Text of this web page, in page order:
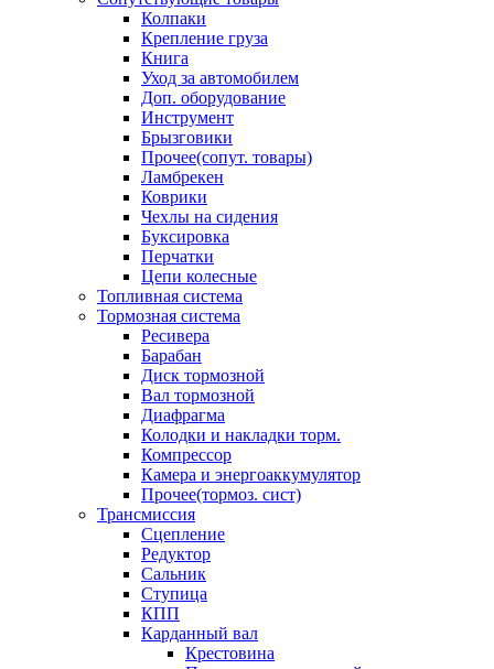
Колпаки
Крепление груза
Книга
Уход за автомобилем
Доп. оборудование
Инструмент
Брызговики
Прочее(сопут. товары)
Ламбрекен
Коврики
Чехлы на сидения
Буксировка
Перчатки
Цепи колесные
Топливная система
Тормозная система
Ресивера
Барабан
Диск тормозной
Вал тормозной
Диафрагма
Колодки и накладки торм.
Компрессор
Камера и энергоаккумулятор
Прочее(тормоз. сист)
Трансмиссия
Сцепление
Редуктор
Сальник
Ступица
КПП
Карданный вал
Крестовина